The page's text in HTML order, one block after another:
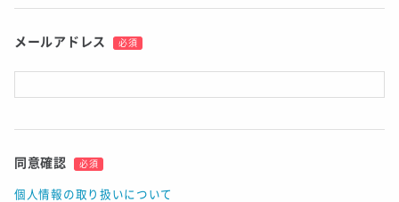
メールアドレス 必須
同意確認 必須
個人情報の取り扱いについて